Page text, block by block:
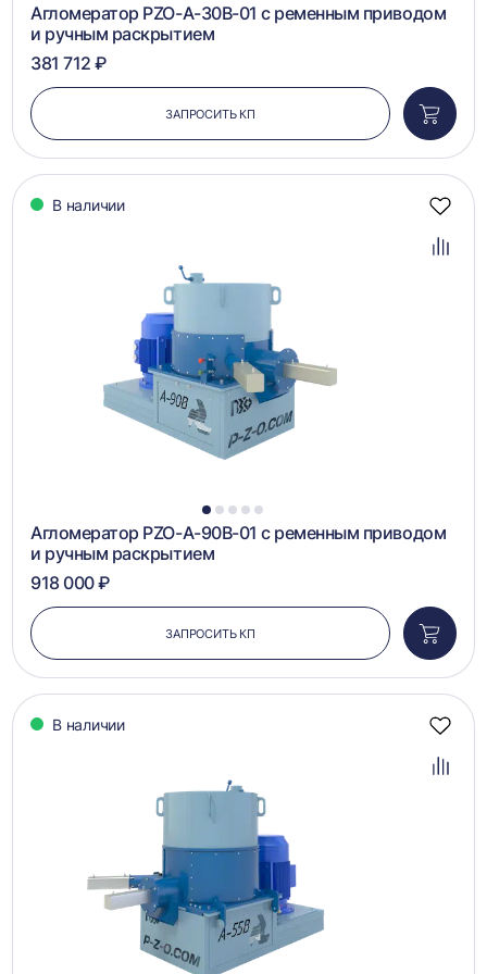
Агломератор PZO-A-30B-01 с ременным приводом
и ручным раскрытием
381 712 ₽
ЗАПРОСИТЬ КП
в
В наличии
1 2 3 4 5
Агломератор PZO-A-90B-01 с ременным приводом
и ручным раскрытием
918 000 ₽
ЗАПРОСИТЬ КП
в
В наличии